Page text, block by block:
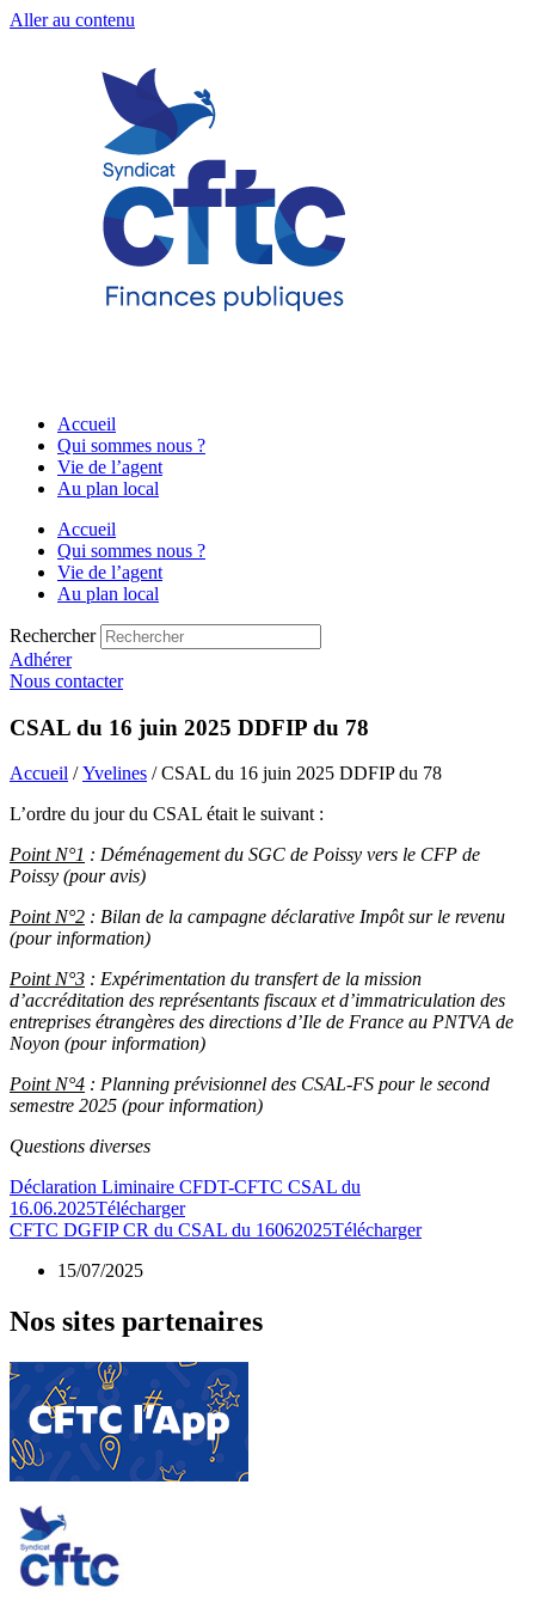
Aller au contenu
Accueil
Qui sommes nous ?
Vie de l’agent
Au plan local
Accueil
Qui sommes nous ?
Vie de l’agent
Au plan local
Rechercher
Adhérer
Nous contacter
CSAL du 16 juin 2025 DDFIP du 78
Accueil /Yvelines / CSAL du 16 juin 2025 DDFIP du 78
L’ordre du jour du CSAL était le suivant :
Point N°1 : Déménagement du SGC de Poissy vers le CFP de
Poissy (pour avis)
Point N°2 : Bilan de la campagne déclarative Impôt sur le revenu
(pour information)
Point N°3 : Expérimentation du transfert de la mission
d’accréditation des représentants fiscaux et d’immatriculation des
entreprises étrangères des directions d’Ile de France au PNTVA de
Noyon (pour information)
Point N°4 : Planning prévisionnel des CSAL-FS pour le second
semestre 2025 (pour information)
Questions diverses
Déclaration Liminaire CFDT-CFTC CSAL du
16.06.2025Télécharger
CFTC DGFIP CR du CSAL du 16062025Télécharger
15/07/2025
Nos sites partenaires